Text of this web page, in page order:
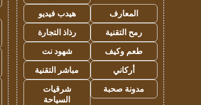
المعارف
هيدب فيديو
رمح التقنية
رذاذ التجارة
طعم وكيف
شهود نت
أركاني
مباشر التقنية
مدونة صحبة
شرقيات
السياحة